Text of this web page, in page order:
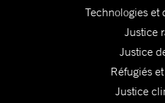
Technologies et
Justice
Justice
Réfugiés
Justice